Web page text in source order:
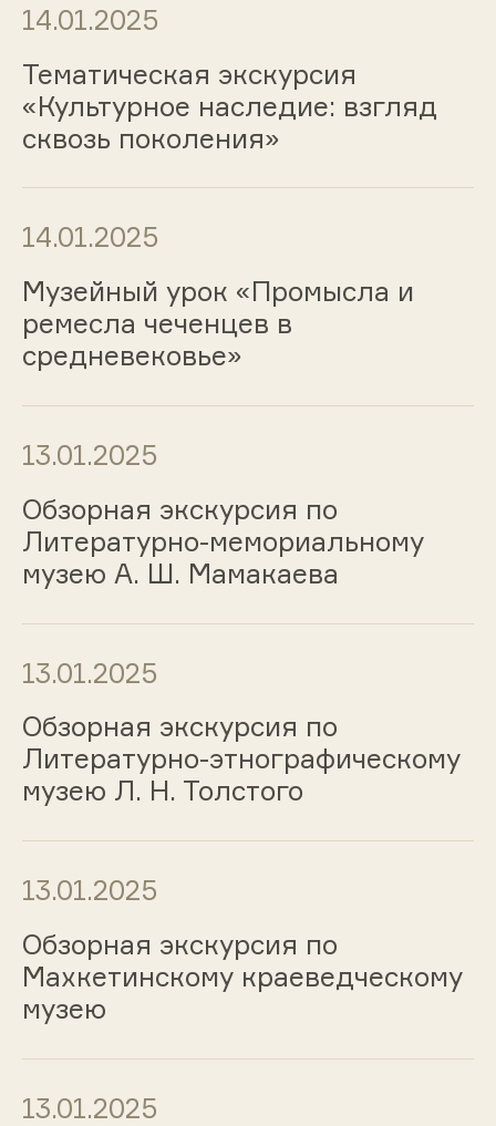
14.01.2025
Тематическая экскурсия
«Культурное наследие: взгляд
сквозь поколения»
14.01.2025
Музейный урок «Промысла и
ремесла чеченцев в
средневековье»
13.01.2025
Обзорная экскурсия по
Литературно-мемориальному
музею А. Ш. Мамакаева
13.01.2025
Обзорная экскурсия по
Литературно-этнографическому
музею Л. Н. Толстого
13.01.2025
Обзорная экскурсия по
Махкетинскому краеведческому
музею
13.01.2025